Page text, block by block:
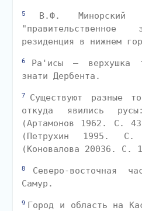
5
В.Ф. Минорский
резиденция в нижнем
6
Ра'исы — верхушка
знати Дербента.
7
Существуют разные
откуда явились
(Артамонов 1962. С.
(Петрухин 1995.
(Коновалова 20036. С.
8
Северо-восточная
Самур.
9 Город и область на